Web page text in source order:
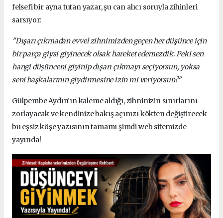
felsefi bir ayna tutan yazar, şu can alıcı soruyla zihinleri
sarsıyor:
"Dışarı çıkmadan evvel zihnimizden geçen her düşünce için
bir parça giysi giyinecek olsak hareket edemezdik. Peki sen
hangi düşünceni giyinip dışarı çıkmayı seçiyorsun, yoksa
seni başkalarının giydirmesine izin mi veriyorsun?"
Gülpembe Aydın’ın kaleme aldığı, zihninizin sınırlarını
zorlayacak ve kendinize bakış açınızı kökten değiştirecek
bu eşsiz köşe yazısının tamamı şimdi web sitemizde
yayında!